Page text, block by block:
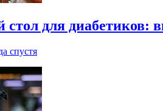
стол для диабетиков:
спустя